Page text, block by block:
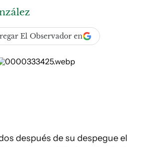
El Observador en
después de su despegue el